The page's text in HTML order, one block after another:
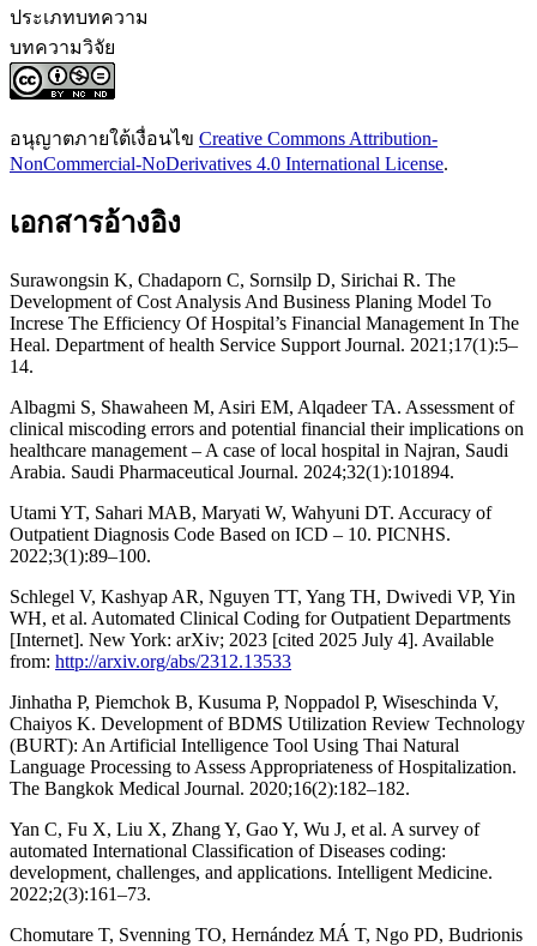
ประเภทบทความ
บทความวิจัย
อนุญาตภายใต้เงื่อนไข Creative Commons Attribution-
NonCommercial-NoDerivatives 4.0 International License.
เอกสารอ้างอิง
Surawongsin K, Chadaporn C, Sornsilp D, Sirichai R. The
Development of Cost Analysis And Business Planing Model To
Increse The Efficiency Of Hospital’s Financial Management In The
Heal. Department of health Service Support Journal. 2021;17(1):5–
14.
Albagmi S, Shawaheen M, Asiri EM, Alqadeer TA. Assessment of
clinical miscoding errors and potential financial their implications on
healthcare management – A case of local hospital in Najran, Saudi
Arabia. Saudi Pharmaceutical Journal. 2024;32(1):101894.
Utami YT, Sahari MAB, Maryati W, Wahyuni DT. Accuracy of
Outpatient Diagnosis Code Based on ICD – 10. PICNHS.
2022;3(1):89–100.
Schlegel V, Kashyap AR, Nguyen TT, Yang TH, Dwivedi VP, Yin
WH, et al. Automated Clinical Coding for Outpatient Departments
[Internet]. New York: arXiv; 2023 [cited 2025 July 4]. Available
from: http://arxiv.org/abs/2312.13533
Jinhatha P, Piemchok B, Kusuma P, Noppadol P, Wiseschinda V,
Chaiyos K. Development of BDMS Utilization Review Technology
(BURT): An Artificial Intelligence Tool Using Thai Natural
Language Processing to Assess Appropriateness of Hospitalization.
The Bangkok Medical Journal. 2020;16(2):182–182.
Yan C, Fu X, Liu X, Zhang Y, Gao Y, Wu J, et al. A survey of
automated International Classification of Diseases coding:
development, challenges, and applications. Intelligent Medicine.
2022;2(3):161–73.
Chomutare T, Svenning TO, Hernández MÁ T, Ngo PD, Budrionis